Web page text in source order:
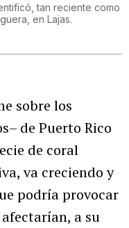
tan reciente como
en Lajas.
sobre los
de Puerto Rico
de coral
va creciendo y
podría provocar
a su